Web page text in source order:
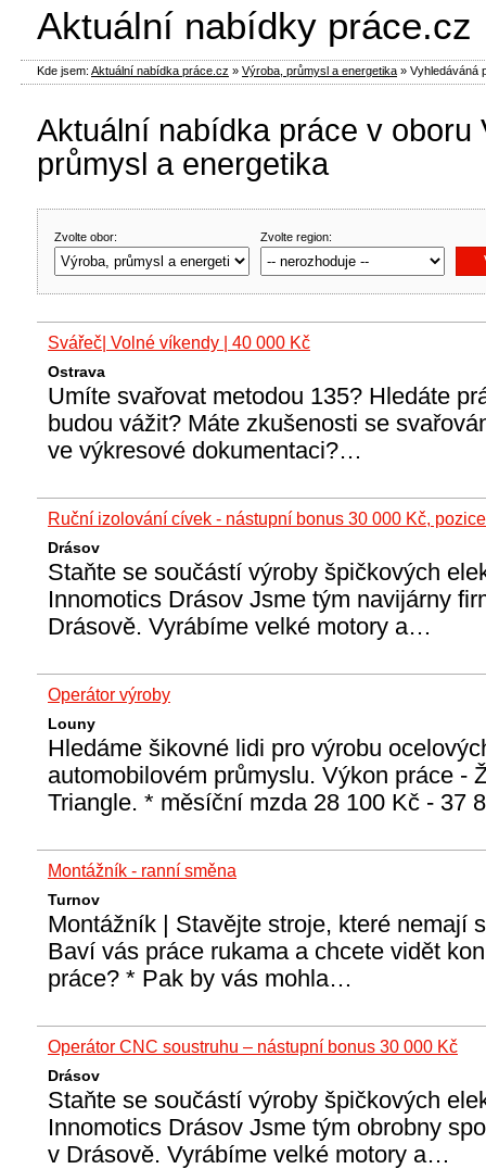
Aktuální nabídka práce v oboru
průmysl a energetika
Zvolte obor: Zvolte region:
Svářeč| Volné víkendy | 40 000 Kč
Ostrava
Umíte svařovat metodou 135? Hledáte
budou vážit? Máte zkušenosti se
ve výkresové dokumentaci?…
Ruční izolování cívek - nástupní bonus 30 000 Kč,
Drásov
Staňte se součástí výroby špičkových
Innomotics Drásov Jsme tým navijárny
Drásově. Vyrábíme velké motory a…
Operátor výroby
Louny
Hledáme šikovné lidi pro výrobu
automobilovém průmyslu. Výkon práce -
Triangle. * měsíční mzda 28 100 Kč - 37
Montážník - ranní směna
Turnov
Montážník | Stavějte stroje, které nemají
Baví vás práce rukama a chcete vidět
práce? * Pak by vás mohla…
Operátor CNC soustruhu – nástupní bonus 30 000 Kč
Drásov
Staňte se součástí výroby špičkových
Innomotics Drásov Jsme tým obrobny
v Drásově. Vyrábíme velké motory a…
Aktuální nabídky práce.cz
Kde jsem: Aktuální nabídka práce.cz » Výroba, průmysl a energetika » Vyhledáváná